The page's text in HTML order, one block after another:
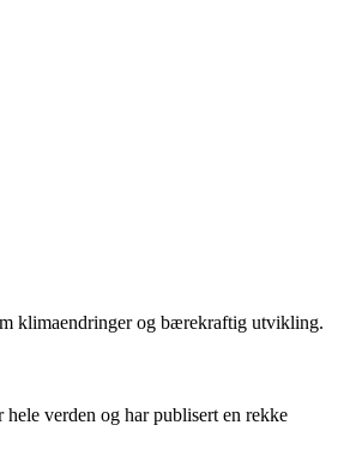
klimaendringer og bærekraftig utvikling.
verden og har publisert en rekke